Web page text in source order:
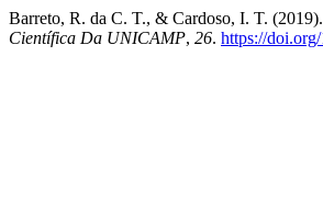
Barreto, R. da C. T., & Cardoso, I. T.
Científica Da UNICAMP, 26. https://